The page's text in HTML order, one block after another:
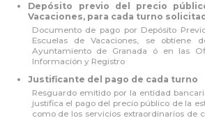
Depósito previo del precio
Vacaciones, para cada turno
Documento de pago por Depósito
Escuelas de Vacaciones, se obtiene
Ayuntamiento de Granada ó en las
Información y Registro
Justificante del pago de cada turno
Resguardo emitido por la entidad
justifica el pago del precio público de la
como de los servicios extraordinarios de